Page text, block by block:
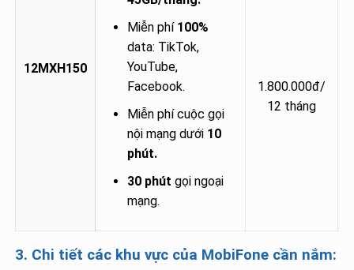
12MXH150
Miễn phí 100%
data: TikTok,
YouTube,
Facebook.
Miễn phí cuộc gọi
nội mạng dưới 10
phút.
30 phút gọi ngoại
mạng.
1.800.000đ/
12 tháng
3. Chi tiết các khu vực của MobiFone cần nắm: